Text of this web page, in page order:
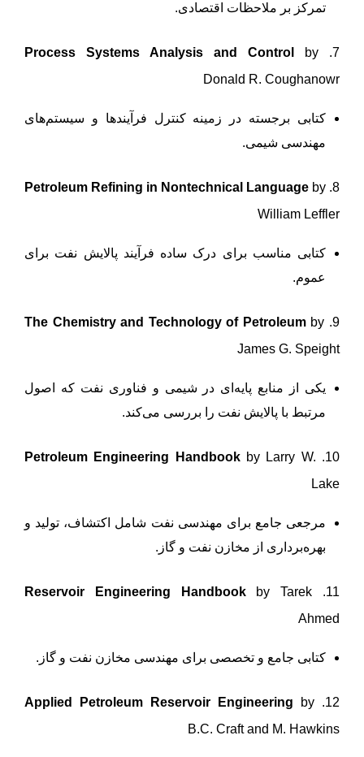
تمرکز بر ملاحظات اقتصادی.
7.
Process Systems Analysis and Control
by
Donald R. Coughanowr
کتابی برجسته در زمینه کنترل فرآیندها و سیستم‌های
مهندسی شیمی.
8.
Petroleum Refining in Nontechnical Language by
William Leffler
کتابی مناسب برای درک ساده فرآیند پالایش نفت برای
عموم.
9.
The Chemistry and Technology of Petroleumby
James G. Speight
یکی از منابع پایه‌ای در شیمی و فناوری نفت که اصول
مرتبط با پالایش نفت را بررسی می‌کند.
10.
Petroleum Engineering Handbookby Larry W.
Lake
مرجعی جامع برای مهندسی نفت شامل اکتشاف، تولید و
بهره‌برداری از مخازن نفت و گاز.
11.
Reservoir Engineering Handbookby Tarek
Ahmed
کتابی جامع و تخصصی برای مهندسی مخازن نفت و گاز.
12.
Applied Petroleum Reservoir Engineering by
B.C. Craft and M. Hawkins